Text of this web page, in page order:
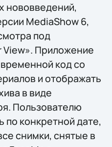
нововведений,
MediaShow 6,
под
View». Приложение
код со
и отображать
в виде
Пользователю
по конкретной дате,
снимки, снятые в